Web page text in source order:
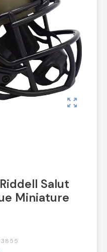
zoom_out_map
Salut
Miniature